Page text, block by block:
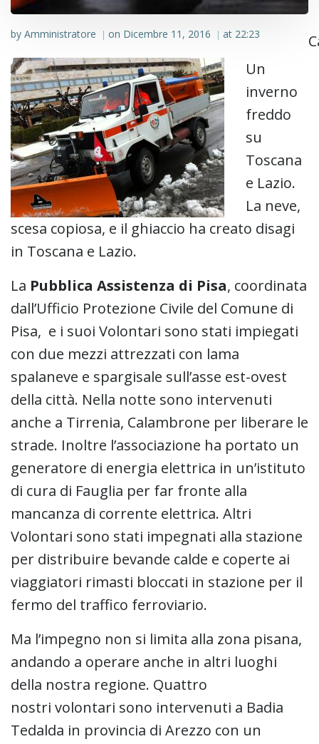
by Amministratore | on Dicembre 11, 2016 | at 22:23
Un
inverno
freddo
su
Toscana
e Lazio.
La neve,
scesa copiosa, e il ghiaccio ha creato disagi
in Toscana e Lazio.
La Pubblica Assistenza di Pisa, coordinata
dall’Ufficio Protezione Civile del Comune di
Pisa, e i suoi Volontari sono stati impiegati
con due mezzi attrezzati con lama
spalaneve e spargisale sull’asse est-ovest
della città. Nella notte sono intervenuti
anche a Tirrenia, Calambrone per liberare le
strade. Inoltre l’associazione ha portato un
generatore di energia elettrica in un’istituto
di cura di Fauglia per far fronte alla
mancanza di corrente elettrica. Altri
Volontari sono stati impegnati alla stazione
per distribuire bevande calde e coperte ai
viaggiatori rimasti bloccati in stazione per il
fermo del traffico ferroviario.
Ma l’impegno non si limita alla zona pisana,
andando a operare anche in altri luoghi
della nostra regione. Quattro
nostri volontari sono intervenuti a Badia
Tedalda in provincia di Arezzo con un